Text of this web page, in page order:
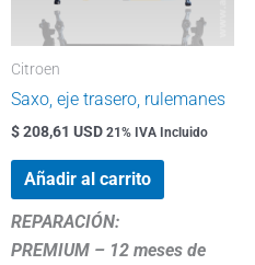
Citroen
Saxo, eje trasero, rulemanes
$ 208,61 USD 21% IVA Incluido
Añadir al carrito
REPARACIÓN:
PREMIUM – 12 meses de